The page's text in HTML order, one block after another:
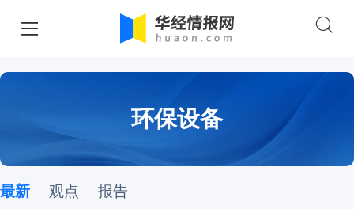
环保设备
最新 观点 报告